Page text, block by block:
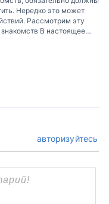
Нередко это может
Рассмотрим эту
знакомств В настоящее
авторизуйтесь